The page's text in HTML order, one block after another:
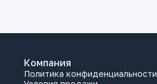
Компания
Политика конфиденциальности